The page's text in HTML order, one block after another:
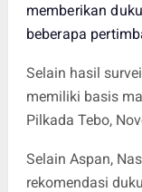
memberikan
beberapa
Selain hasil
memiliki basis
Pilkada Tebo,
Selain Aspan,
rekomendasi